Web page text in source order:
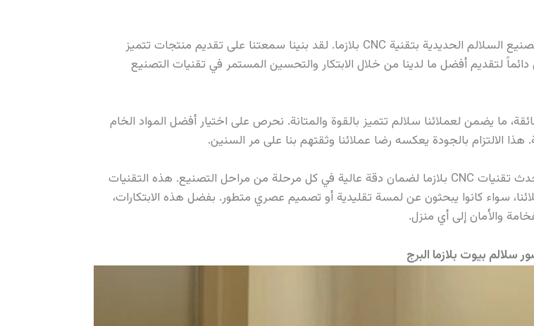
في بلازما البرج، نعتمد على سنوات من الخبرة والاحترافية في مجال تصنيع السلالم الحديدية بتقنية CNC بلازما. لقد بنينا سمعتنا على تقديم منتجات تتميز
لتقديم أفضل ما لدينا من خلال الابتكار والتحسين المستمر في تقنيات التصنيع
ما يضمن لعملائنا سلالم تتميز بالقوة والمتانة. نحرص على اختيار أفضل المواد الخام
الالتزام بالجودة يعكسه رضا عملائنا وثقتهم بنا على مر السنين.
التقنيات المتقدمة هي جوهر عملياتنا في بلازما البرج. نعتمد على أحدث تقنيات CNC بلازما لضمان دقة عالية في كل مرحلة من مراحل التصنيع. هذه التقنيات
سواء كانوا يبحثون عن لمسة تقليدية أو تصميم عصري متطور. بفضل هذه الابتكارات،
والأمان إلى أي منزل.
سلالم بيوت بلازما البرج